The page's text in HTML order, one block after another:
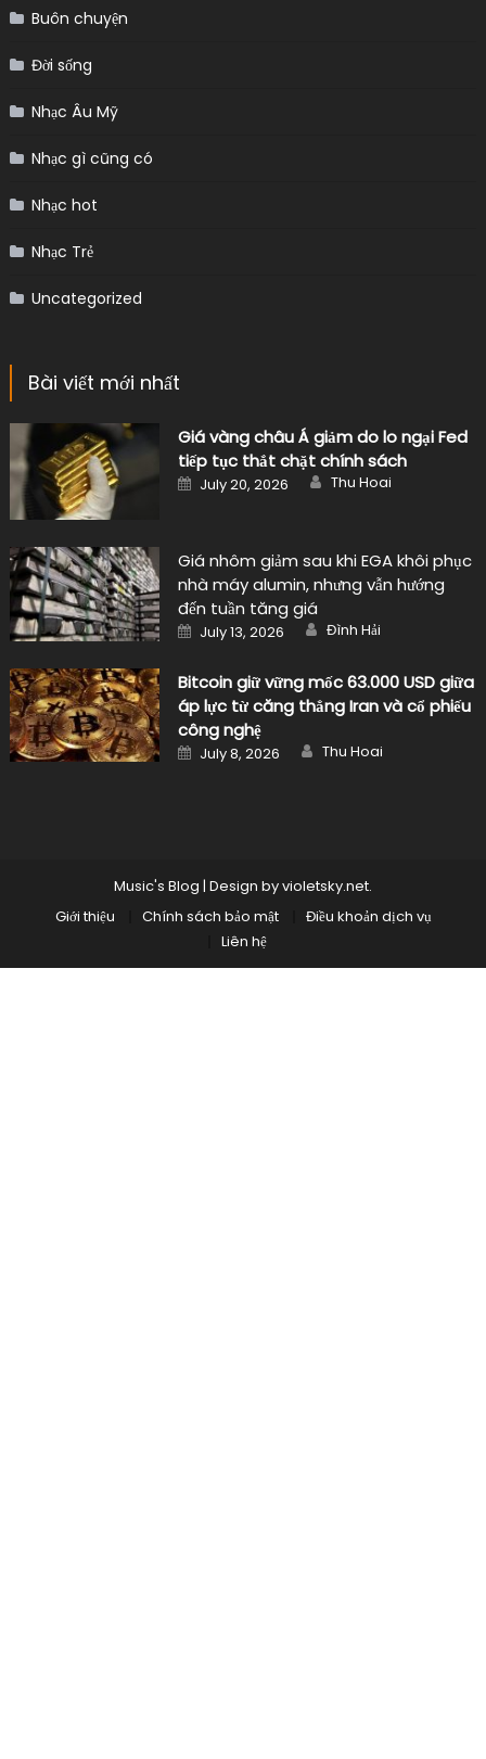
Buôn chuyện
Đời sống
Nhạc Âu Mỹ
Nhạc gì cũng có
Nhạc hot
Nhạc Trẻ
Uncategorized
Bài viết mới nhất
Giá vàng châu Á giảm do lo ngại Fed
tiếp tục thắt chặt chính sách
Posted
on
July 20, 2026 Author
Thu Hoai
Giá nhôm giảm sau khi EGA khôi phục
nhà máy alumin, nhưng vẫn hướng
đến tuần tăng giá
Posted
on
July 13, 2026 Author
Đình Hải
Bitcoin giữ vững mốc 63.000 USD giữa
áp lực từ căng thẳng Iran và cổ phiếu
công nghệ
Posted
on
July 8, 2026 Author
Thu Hoai
Music's Blog | Design byvioletsky.net.
Giới thiệu
Chính sách bảo mật
Điều khoản dịch vụ
Liên hệ